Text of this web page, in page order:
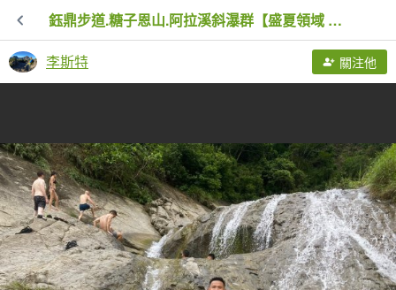
鈺鼎步道.糖子恩山.阿拉溪斜瀑群【盛夏領域 全面展開】
李斯特 關注他